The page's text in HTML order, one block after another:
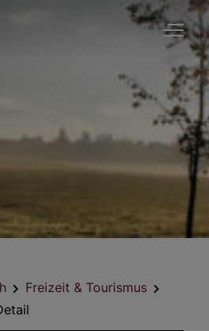
Freizeit & Tourismus